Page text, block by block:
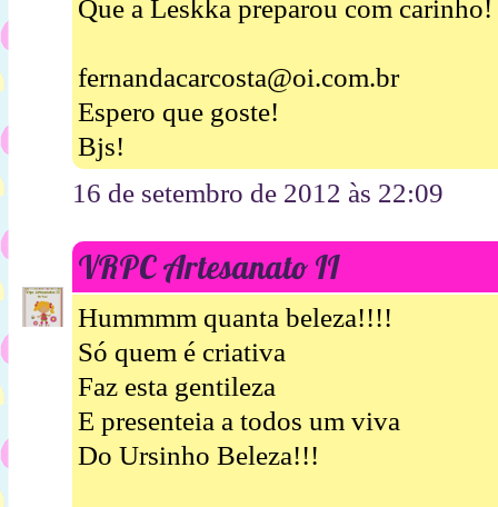
Que a Leskka preparou com carinho!
fernandacarcosta@oi.com.br
Espero que goste!
Bjs!
16 de setembro de 2012 às 22:09
VRPC Artesanato II
Hummmm quanta beleza!!!!
Só quem é criativa
Faz esta gentileza
E presenteia a todos um viva
Do Ursinho Beleza!!!